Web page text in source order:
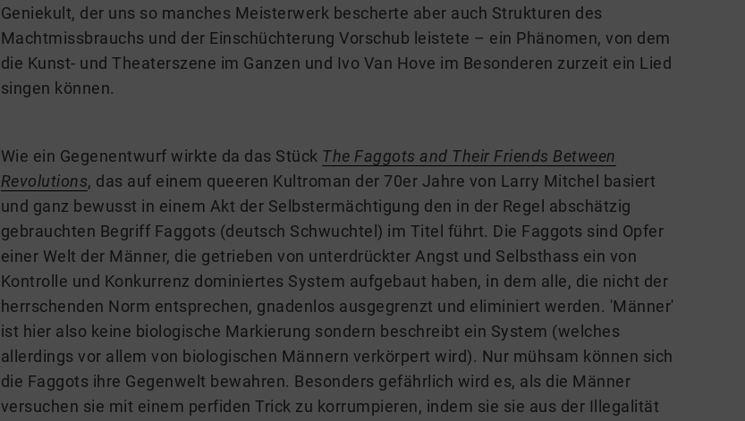
Geniekult, der uns so manches Meisterwerk bescherte aber auch Strukturen des
Machtmissbrauchs und der Einschüchterung Vorschub leistete – ein Phänomen, von dem
die Kunst- und Theaterszene im Ganzen und Ivo Van Hove im Besonderen zurzeit ein Lied
singen können.
Wie ein Gegenentwurf wirkte da das Stück The Faggots and Their Friends Between
Revolutions, das auf einem queeren Kultroman der 70er Jahre von Larry Mitchel basiert
und ganz bewusst in einem Akt der Selbstermächtigung den in der Regel abschätzig
gebrauchten Begriff Faggots (deutsch Schwuchtel) im Titel führt. Die Faggots sind Opfer
einer Welt der Männer, die getrieben von unterdrückter Angst und Selbsthass ein von
Kontrolle und Konkurrenz dominiertes System aufgebaut haben, in dem alle, die nicht der
herrschenden Norm entsprechen, gnadenlos ausgegrenzt und eliminiert werden. 'Männer'
ist hier also keine biologische Markierung sondern beschreibt ein System (welches
allerdings vor allem von biologischen Männern verkörpert wird). Nur mühsam können sich
die Faggots ihre Gegenwelt bewahren. Besonders gefährlich wird es, als die Männer
versuchen sie mit einem perfiden Trick zu korrumpieren, indem sie sie aus der Illegalität